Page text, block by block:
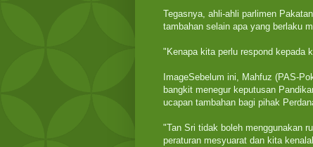
Tegasnya, ahli-ahli parlimen
tambahan selain apa yang berlaku
"Kenapa kita perlu respond kepada
ImageSebelum ini, Mahfuz (PAS-
bangkit menegur keputusan
ucapan tambahan bagi pihak
"Tan Sri tidak boleh menggunakan
peraturan mesyuarat dan kita